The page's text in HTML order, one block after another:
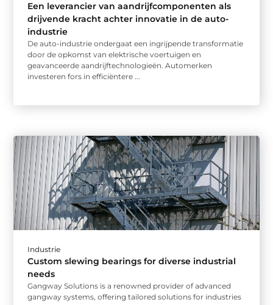
Een leverancier van aandrijfcomponenten als
drijvende kracht achter innovatie in de auto-
industrie
De auto-industrie ondergaat een ingrijpende transformatie
door de opkomst van elektrische voertuigen en
geavanceerde aandrijftechnologieën. Automerken
investeren fors in efficiëntere ...
Industrie
Custom slewing bearings for diverse industrial
needs
Gangway Solutions is a renowned provider of advanced
gangway systems, offering tailored solutions for industries